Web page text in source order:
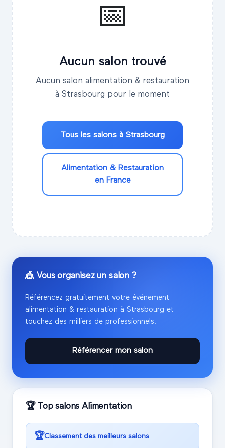
📅
Aucun salon trouvé
Aucun salon alimentation & restauration
à Strasbourg pour le moment
Tous les salons à Strasbourg
Alimentation & Restauration
en France
🎪 Vous organisez un salon ?
Référencez gratuitement votre événement
alimentation & restauration à Strasbourg et
touchez des milliers de professionnels.
Référencer mon salon
🏆 Top salonsAlimentation
🏆Classement des meilleurs salons